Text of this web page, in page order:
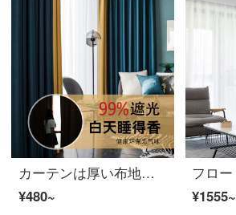
カーテンは厚い布地をプラスして、全遮光100光を通さずに、純色を通して綿麻の寝室の日よけを遮ります。防熱、日よけは軽いです。北欧簡単客間でオーダーメイドした完成品のカーテンは墨緑＋レモン黄です。
¥480~
¥1555~